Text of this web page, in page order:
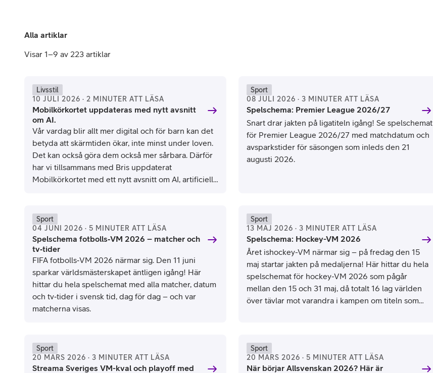
Alla smartwatches
Alla artiklar
Visar 1–9 av 223 artiklar
Livsstil
10 JULI 2026 · 2 MINUTER ATT LÄSA
Mobilkörkortet uppdateras med nytt avsnitt
om AI.
Vår vardag blir allt mer digital och för barn kan det
betyda att skärmtiden ökar, inte minst under loven.
Det kan också göra dem också mer sårbara. Därför
har vi tillsammans med Bris uppdaterat
Mobilkörkortet med ett nytt avsnitt om AI, artificiell
Sport
08 JULI 2026 · 3 MINUTER ATT LÄSA
Spelschema: Premier League 2026/27
Snart drar jakten på ligatiteln igång! Se spelschemat
för Premier League 2026/27 med matchdatum och
avsparkstider för säsongen som inleds den 21
augusti 2026.
Sport
04 JUNI 2026 · 5 MINUTER ATT LÄSA
Spelschema fotbolls‑VM 2026 – matcher och
tv‑tider
FIFA fotbolls‑VM 2026 närmar sig. Den 11 juni
sparkar världsmästerskapet äntligen igång! Här
hittar du hela spelschemat med alla matcher, datum
och tv‑tider i svensk tid, dag för dag – och var
matcherna visas.
Sport
13 MAJ 2026 · 3 MINUTER ATT LÄSA
Spelschema: Hockey-VM 2026
Året ishockey-VM närmar sig – på fredag den 15
maj startar jakten på medaljerna! Här hittar du hela
spelschemat för hockey-VM 2026 som pågår
mellan den 15 och 31 maj, då totalt 16 lag världen
över tävlar mot varandra i kampen om titeln som
Sport
20 MARS 2026 · 3 MINUTER ATT LÄSA
Streama Sveriges VM-kval och playoff med
Sport
20 MARS 2026 · 5 MINUTER ATT LÄSA
När börjar Allsvenskan 2026? Här är